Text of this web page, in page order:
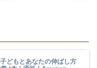
どもとあなたの伸ばし方